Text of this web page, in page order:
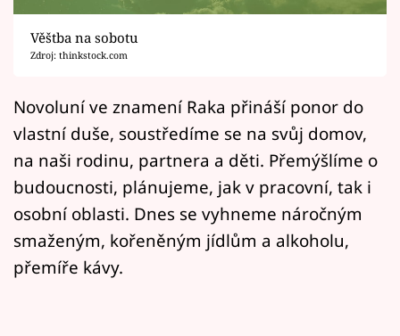
Filmový festival Karlovy Vary
Mámy sobě
Přihlášení
Sledujte nás
Věštba na sobotu
Zdroj: thinkstock.com
Novoluní ve znamení Raka přináší ponor do
vlastní duše, soustředíme se na svůj domov,
na naši rodinu, partnera a děti. Přemýšlíme o
budoucnosti, plánujeme, jak v pracovní, tak i
osobní oblasti. Dnes se vyhneme náročným
smaženým, kořeněným jídlům a alkoholu,
přemíře kávy.